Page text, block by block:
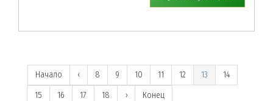
Начало ‹ 8 9 10 11 12 13
14
15
16 17 18 › Конец